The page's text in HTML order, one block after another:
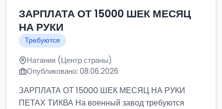
ЗАРПЛАТА ОТ 15000 ШЕК МЕСЯЦ
НА РУКИ
Требуются
Натания (Центр страны)
Опубликовано: 08.06.2026
ЗАРПЛАТА ОТ 15000 ШЕК МЕСЯЦ НА РУКИ
ПЕТАХ ТИКВА На военный завод требуются